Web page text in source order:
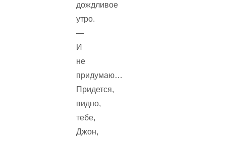
дождливое
утро.
—
И
не
придумаю…
Придется,
видно,
тебе,
Джон,